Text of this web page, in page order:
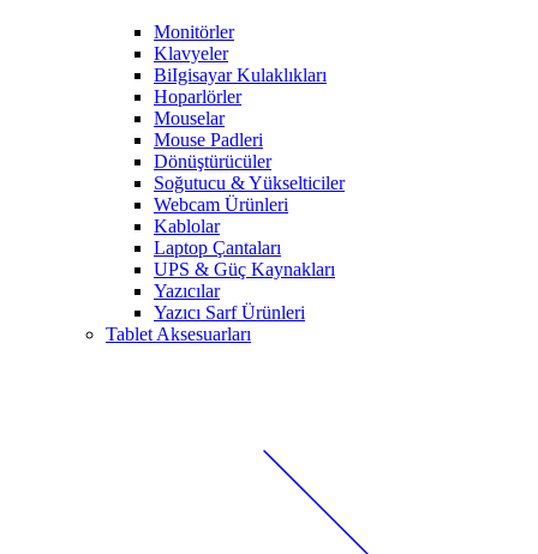
Monitörler
Klavyeler
BiIgisayar Kulaklıkları
Hoparlörler
Mouselar
Mouse Padleri
Dönüştürücüler
Soğutucu & Yükselticiler
Webcam Ürünleri
Kablolar
Laptop Çantaları
UPS & Güç Kaynakları
Yazıcılar
Yazıcı Sarf Ürünleri
Tablet Aksesuarları